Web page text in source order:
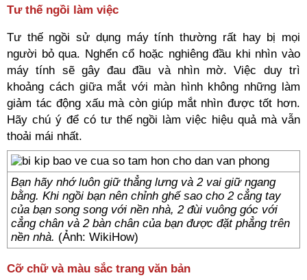
Tư thế ngồi làm việc
Tư thế ngồi sử dụng máy tính thường rất hay bị mọi
người bỏ qua. Nghển cổ hoặc nghiêng đầu khi nhìn vào
máy tính sẽ gây đau đầu và nhìn mờ. Việc duy trì
khoảng cách giữa mắt với màn hình không những làm
giảm tác động xấu mà còn giúp mắt nhìn được tốt hơn.
Hãy chú ý để có tư thế ngồi làm việc hiệu quả mà vẫn
thoải mái nhất.
Bạn hãy nhớ luôn giữ thẳng lưng và 2 vai giữ ngang
bằng. Khi ngồi bạn nên chỉnh ghế sao cho 2 cẳng tay
của bạn song song với nền nhà, 2 đùi vuông góc với
cẳng chân và 2 bàn chân của bạn được đặt phẳng trên
nền nhà. (Ảnh: WikiHow)
Cỡ chữ và màu sắc trang văn bản